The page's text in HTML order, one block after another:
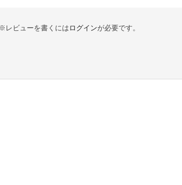
※レビューを書くにはログインが必要です。